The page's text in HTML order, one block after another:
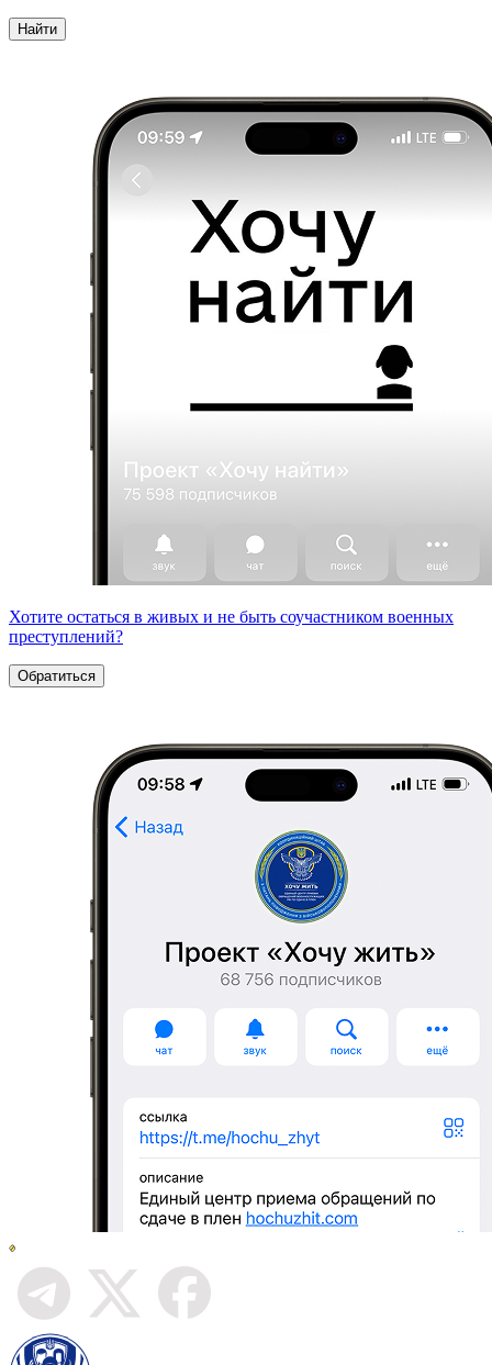
Найти
Хотите остаться в живых и не быть соучастником военных
преступлений?
Обратиться